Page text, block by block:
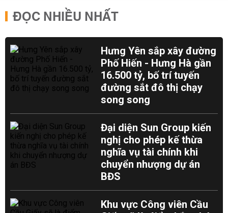
ĐỌC NHIỀU NHẤT
Hưng Yên sắp xây đường
Phố Hiến - Hưng Hà gần
16.500 tỷ, bố trí tuyến
đường sắt đô thị chạy
song song
Đại diện Sun Group kiến
nghị cho phép kế thừa
nghĩa vụ tài chính khi
chuyển nhượng dự án
BĐS
Khu vực Công viên Cầu